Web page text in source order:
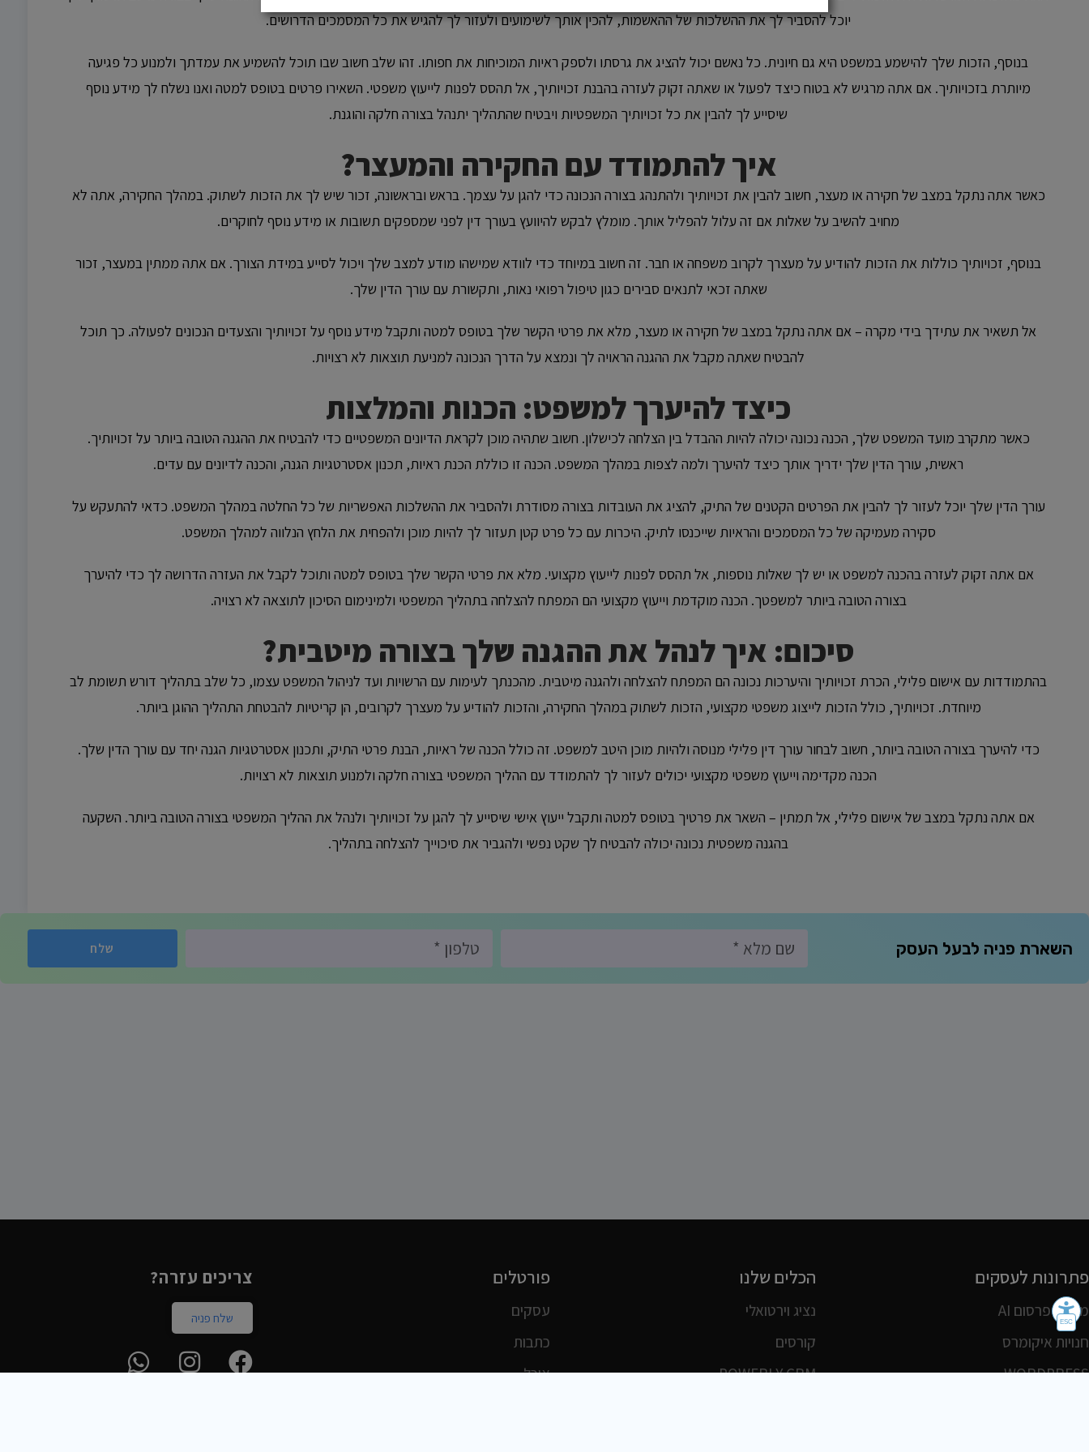
יוכל להסביר לך את ההשלכות של ההאשמות, להכין אותך לשימועים ולעזור לך להגיש את כל המסמכים הדרושים.
בנוסף, הזכות שלך להישמע במשפט היא גם חיונית. כל נאשם יכול להציג את גרסתו ולספק ראיות המוכיחות את חפותו. זהו שלב חשוב שבו תוכל להשמיע את עמדתך ולמנוע כל פגיעה
מיותרת בזכויותיך. אם אתה מרגיש לא בטוח כיצד לפעול או שאתה זקוק לעזרה בהבנת זכויותיך, אל תהסס לפנות לייעוץ משפטי. השאירו פרטים בטופס למטה ואנו נשלח לך מידע נוסף
שיסייע לך להבין את כל זכויותיך המשפטיות ויבטיח שהתהליך יתנהל בצורה חלקה והוגנת.
איך להתמודד עם החקירה והמעצר?
כאשר אתה נתקל במצב של חקירה או מעצר, חשוב להבין את זכויותיך ולהתנהג בצורה הנכונה כדי להגן על עצמך. בראש ובראשונה, זכור שיש לך את הזכות לשתוק. במהלך החקירה, אתה לא
מחויב להשיב על שאלות אם זה עלול להפליל אותך. מומלץ לבקש להיוועץ בעורך דין לפני שמספקים תשובות או מידע נוסף לחוקרים.
בנוסף, זכויותיך כוללות את הזכות להודיע על מעצרך לקרוב משפחה או חבר. זה חשוב במיוחד כדי לוודא שמישהו מודע למצב שלך ויכול לסייע במידת הצורך. אם אתה ממתין במעצר, זכור
שאתה זכאי לתנאים סבירים כגון טיפול רפואי נאות, ותקשורת עם עורך הדין שלך.
אל תשאיר את עתידך בידי מקרה – אם אתה נתקל במצב של חקירה או מעצר, מלא את פרטי הקשר שלך בטופס למטה ותקבל מידע נוסף על זכויותיך והצעדים הנכונים לפעולה. כך תוכל
להבטיח שאתה מקבל את ההגנה הראויה לך ונמצא על הדרך הנכונה למניעת תוצאות לא רצויות.
כיצד להיערך למשפט: הכנות והמלצות
כאשר מתקרב מועד המשפט שלך, הכנה נכונה יכולה להיות ההבדל בין הצלחה לכישלון. חשוב שתהיה מוכן לקראת הדיונים המשפטיים כדי להבטיח את ההגנה הטובה ביותר על זכויותיך.
ראשית, עורך הדין שלך ידריך אותך כיצד להיערך ולמה לצפות במהלך המשפט. הכנה זו כוללת הכנת ראיות, תכנון אסטרטגיות הגנה, והכנה לדיונים עם עדים.
עורך הדין שלך יוכל לעזור לך להבין את הפרטים הקטנים של התיק, להציג את העובדות בצורה מסודרת ולהסביר את ההשלכות האפשריות של כל החלטה במהלך המשפט. כדאי להתעקש על
סקירה מעמיקה של כל המסמכים והראיות שייכנסו לתיק. היכרות עם כל פרט קטן תעזור לך להיות מוכן ולהפחית את הלחץ הנלווה למהלך המשפט.
אם אתה זקוק לעזרה בהכנה למשפט או יש לך שאלות נוספות, אל תהסס לפנות לייעוץ מקצועי. מלא את פרטי הקשר שלך בטופס למטה ותוכל לקבל את העזרה הדרושה לך כדי להיערך
בצורה הטובה ביותר למשפטך. הכנה מוקדמת וייעוץ מקצועי הם המפתח להצלחה בתהליך המשפטי ולמינימום הסיכון לתוצאה לא רצויה.
סיכום: איך לנהל את ההגנה שלך בצורה מיטבית?
בהתמודדות עם אישום פלילי, הכרת זכויותיך והיערכות נכונה הם המפתח להצלחה ולהגנה מיטבית. מהכנתך לעימות עם הרשויות ועד לניהול המשפט עצמו, כל שלב בתהליך דורש תשומת לב
מיוחדת. זכויותיך, כולל הזכות לייצוג משפטי מקצועי, הזכות לשתוק במהלך החקירה, והזכות להודיע על מעצרך לקרובים, הן קריטיות להבטחת התהליך ההוגן ביותר.
כדי להיערך בצורה הטובה ביותר, חשוב לבחור עורך דין פלילי מנוסה ולהיות מוכן היטב למשפט. זה כולל הכנה של ראיות, הבנת פרטי התיק, ותכנון אסטרטגיות הגנה יחד עם עורך הדין שלך.
הכנה מקדימה וייעוץ משפטי מקצועי יכולים לעזור לך להתמודד עם ההליך המשפטי בצורה חלקה ולמנוע תוצאות לא רצויות.
אם אתה נתקל במצב של אישום פלילי, אל תמתין – השאר את פרטיך בטופס למטה ותקבל ייעוץ אישי שיסייע לך להגן על זכויותיך ולנהל את ההליך המשפטי בצורה הטובה ביותר. השקעה
בהגנה משפטית נכונה יכולה להבטיח לך שקט נפשי ולהגביר את סיכוייך להצלחה בתהליך.
השארת פניה לבעל העסק שלח
פתרונות לעסקים
משרד פרסום AI
חנויות איקומרס
WORDPRESS
הכלים שלנו
נציג וירטואלי
קורסים
POWERLY CRM
פורטלים
עסקים
כתבות
אוכל
צריכים עזרה?
שלח פניה